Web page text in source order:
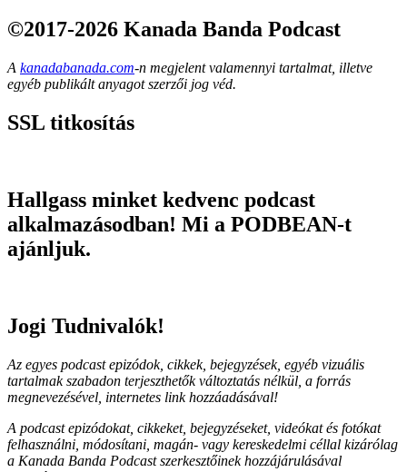
©2017-2026 Kanada Banda Podcast
A kanadabanada.com-n megjelent valamennyi tartalmat, illetve
egyéb publikált anyagot szerzői jog véd.
SSL titkosítás
Hallgass minket kedvenc podcast
alkalmazásodban! Mi a PODBEAN-t
ajánljuk.
Jogi Tudnivalók!
Az egyes podcast epizódok, cikkek, bejegyzések, egyéb vizuális
tartalmak szabadon terjeszthetők változtatás nélkül, a forrás
megnevezésével, internetes link hozzáadásával!
A podcast epizódokat, cikkeket, bejegyzéseket, videókat és fotókat
felhasználni, módosítani, magán- vagy kereskedelmi céllal kizárólag
a Kanada Banda Podcast szerkesztőinek hozzájárulásával